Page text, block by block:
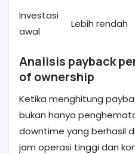
Investasi
awal
Lebih rendah
Analisis payback
of ownership
Ketika menghitung
bukan hanya
downtime yang berhasil
jam operasi tinggi dan